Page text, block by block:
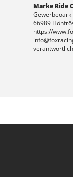
Marke Ride
Gewerbeoark
66989
https://